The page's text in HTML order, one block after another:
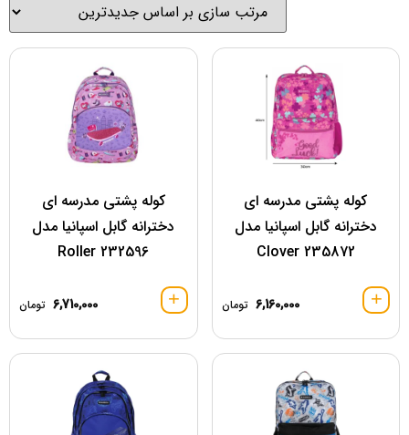
کوله پشتی مدرسه ای
دخترانه گابل اسپانیا مدل
235872 Clover
6,160,000 تومان
کوله پشتی مدرسه ای
دخترانه گابل اسپانیا مدل
232596 Roller
6,710,000 تومان